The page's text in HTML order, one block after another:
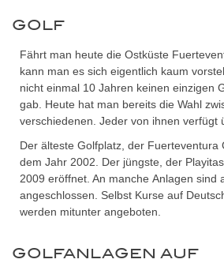
GOLF
Fährt man heute die Ostküste
kann man es sich eigentlich kaum
nicht einmal 10 Jahren keinen einzigen
gab. Heute hat man bereits die Wahl
verschiedenen. Jeder von ihnen verfügt
Der älteste Golfplatz, der Fuerteventura
dem Jahr 2002. Der jüngste, der
2009 eröffnet. An manche Anlagen sind
angeschlossen. Selbst Kurse auf
werden mitunter angeboten.
GOLFANLAGEN AUF